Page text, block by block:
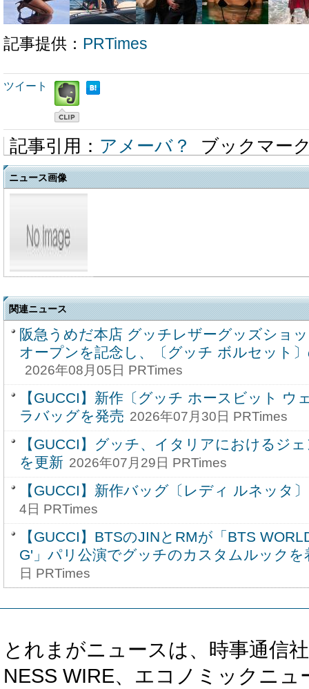
記事提供： PRTimes
ツイート
記事引用： アメーバ？ ブックマー
ニュース画像
関連ニュース
阪急うめだ本店 グッチレザーグッズショ
オープンを記念し、〔グッチ ボルセット
2026年08月05日 PRTimes
【GUCCI】新作〔グッチ ホースビット ウ
ラバッグを発売 2026年07月30日 PRTimes
【GUCCI】グッチ、イタリアにおけるジ
を更新 2026年07月29日 PRTimes
【GUCCI】新作バッグ〔レディ ルネッタ
4日 PRTimes
【GUCCI】BTSのJINとRMが「BTS
G'」パリ公演でグッチのカスタムルックを
日 PRTimes
とれまがニュースは、時事通信
NESS WIRE、エコノミックニ